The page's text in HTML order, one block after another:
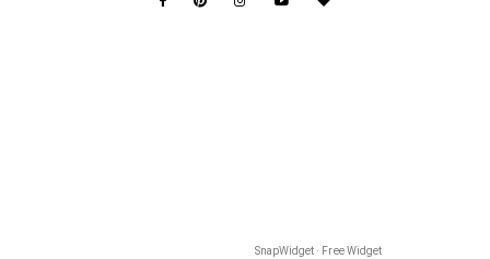
SnapWidget · Free Widget